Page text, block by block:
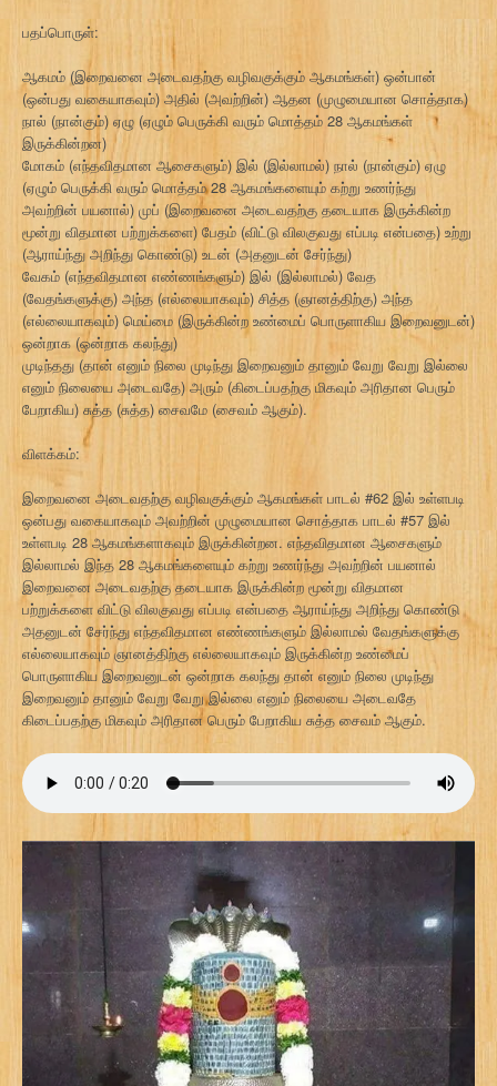
பதப்பொருள்:
ஆகமம் (இறைவனை அடைவதற்கு வழிவகுக்கும் ஆகமங்கள்) ஒன்பான்
(ஒன்பது வகையாகவும்) அதில் (அவற்றின்) ஆதன (முழுமையான சொத்தாக)
நால் (நான்கும்) ஏழு (ஏழும் பெருக்கி வரும் மொத்தம் 28 ஆகமங்கள்
இருக்கின்றன)
மோகம் (எந்தவிதமான ஆசைகளும்) இல் (இல்லாமல்) நால் (நான்கும்) ஏழு
(ஏழும் பெருக்கி வரும் மொத்தம் 28 ஆகமங்களையும் கற்று உணர்ந்து
அவற்றின் பயனால்) முப் (இறைவனை அடைவதற்கு தடையாக இருக்கின்ற
மூன்று விதமான பற்றுக்களை) பேதம் (விட்டு விலகுவது எப்படி என்பதை) உற்று
(ஆராய்ந்து அறிந்து கொண்டு) உடன் (அதனுடன் சேர்ந்து)
வேகம் (எந்தவிதமான எண்ணங்களும்) இல் (இல்லாமல்) வேத
(வேதங்களுக்கு) அந்த (எல்லையாகவும்) சித்த (ஞானத்திற்கு) அந்த
(எல்லையாகவும்) மெய்மை (இருக்கின்ற உண்மைப் பொருளாகிய இறைவனுடன்)
ஒன்றாக (ஒன்றாக கலந்து)
முடிந்தது (தான் எனும் நிலை முடிந்து இறைவனும் தானும் வேறு வேறு இல்லை
எனும் நிலையை அடைவதே) அரும் (கிடைப்பதற்கு மிகவும் அரிதான பெரும்
பேறாகிய) சுத்த (சுத்த) சைவமே (சைவம் ஆகும்).
விளக்கம்:
இறைவனை அடைவதற்கு வழிவகுக்கும் ஆகமங்கள் பாடல் #62 இல் உள்ளபடி
ஒன்பது வகையாகவும் அவற்றின் முழுமையான சொத்தாக பாடல் #57 இல்
உள்ளபடி 28 ஆகமங்களாகவும் இருக்கின்றன. எந்தவிதமான ஆசைகளும்
இல்லாமல் இந்த 28 ஆகமங்களையும் கற்று உணர்ந்து அவற்றின் பயனால்
இறைவனை அடைவதற்கு தடையாக இருக்கின்ற மூன்று விதமான
பற்றுக்களை விட்டு விலகுவது எப்படி என்பதை ஆராய்ந்து அறிந்து கொண்டு
அதனுடன் சேர்ந்து எந்தவிதமான எண்ணங்களும் இல்லாமல் வேதங்களுக்கு
எல்லையாகவும் ஞானத்திற்கு எல்லையாகவும் இருக்கின்ற உண்மைப்
பொருளாகிய இறைவனுடன் ஒன்றாக கலந்து தான் எனும் நிலை முடிந்து
இறைவனும் தானும் வேறு வேறு இல்லை எனும் நிலையை அடைவதே
கிடைப்பதற்கு மிகவும் அரிதான பெரும் பேறாகிய சுத்த சைவம் ஆகும்.